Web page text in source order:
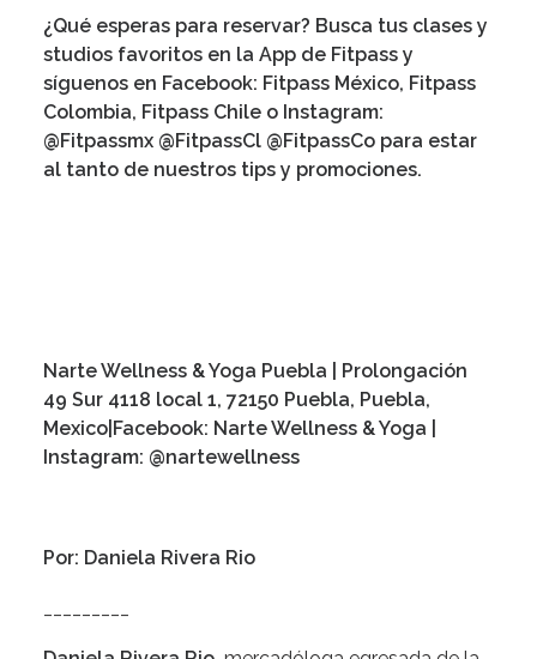
¿Qué esperas para reservar? Busca tus clases y
studios favoritos en la App de Fitpass y
síguenos en Facebook: Fitpass México, Fitpass
Colombia, Fitpass Chile o Instagram:
@Fitpassmx @FitpassCl @FitpassCo para estar
al tanto de nuestros tips y promociones.
Narte Wellness & Yoga Puebla | Prolongación
49 Sur 4118 local 1, 72150 Puebla, Puebla,
Mexico |Facebook: Narte Wellness & Yoga |
Instagram: @nartewellness
Por: Daniela Rivera Rio